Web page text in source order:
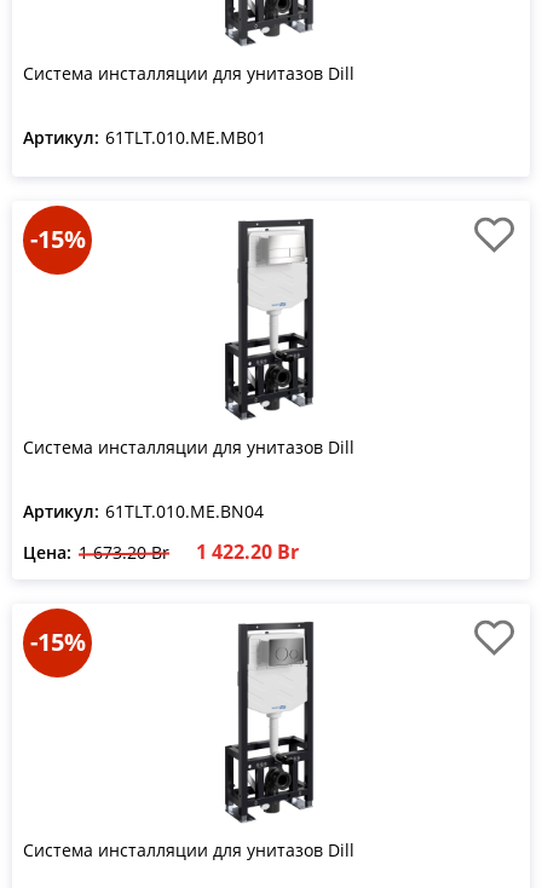
Система инсталляции для унитазов Dill
Артикул: 61TLT.010.ME.MB01
-15%
Система инсталляции для унитазов Dill
Артикул: 61TLT.010.ME.BN04
Цена: 1 673.20 Br 1 422.20 Br
-15%
Система инсталляции для унитазов Dill